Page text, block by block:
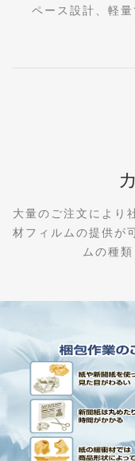
ペース設計、軽
大量のご注文により
材フィルムの提供が
ムの種